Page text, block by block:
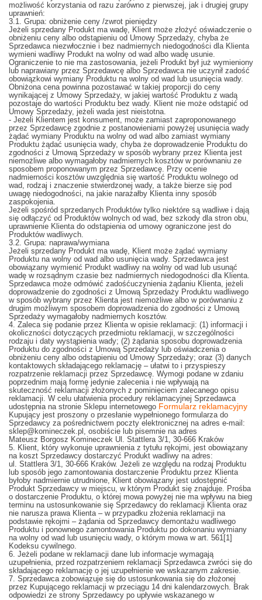
możliwość korzystania od razu zarówno z pierwszej, jak i drugiej grupy
uprawnień:
3.1. Grupa: obniżenie ceny /zwrot pieniędzy
Jeżeli sprzedany Produkt ma wadę, Klient może złożyć oświadczenie o
obniżeniu ceny albo odstąpieniu od Umowy Sprzedaży, chyba że
Sprzedawca niezwłocznie i bez nadmiernych niedogodności dla Klienta
wymieni wadliwy Produkt na wolny od wad albo wadę usunie.
Ograniczenie to nie ma zastosowania, jeżeli Produkt był już wymieniony
lub naprawiany przez Sprzedawcę albo Sprzedawca nie uczynił zadość
obowiązkowi wymiany Produktu na wolny od wad lub usunięcia wady.
Obniżona cena powinna pozostawać w takiej proporcji do ceny
wynikającej z Umowy Sprzedaży, w jakiej wartość Produktu z wadą
pozostaje do wartości Produktu bez wady. Klient nie może odstąpić od
Umowy Sprzedaży, jeżeli wada jest nieistotna.
- Jeżeli Klientem jest konsument, może zamiast zaproponowanego
przez Sprzedawcę zgodnie z postanowieniami powyżej usunięcia wady
żądać wymiany Produktu na wolny od wad albo zamiast wymiany
Produktu żądać usunięcia wady, chyba że doprowadzenie Produktu do
zgodności z Umową Sprzedaży w sposób wybrany przez Klienta jest
niemożliwe albo wymagałoby nadmiernych kosztów w porównaniu ze
sposobem proponowanym przez Sprzedawcę. Przy ocenie
nadmierności kosztów uwzględnia się wartość Produktu wolnego od
wad, rodzaj i znaczenie stwierdzonej wady, a także bierze się pod
uwagę niedogodności, na jakie narażałby Klienta inny sposób
zaspokojenia.
Jeżeli spośród sprzedanych Produktów tylko niektóre są wadliwe i dają
się odłączyć od Produktów wolnych od wad, bez szkody dla stron obu,
uprawnienie Klienta do odstąpienia od umowy ograniczone jest do
Produktów wadliwych.
3.2. Grupa: naprawa/wymiana
Jeżeli sprzedany Produkt ma wadę, Klient może żądać wymiany
Produktu na wolny od wad albo usunięcia wady. Sprzedawca jest
obowiązany wymienić Produkt wadliwy na wolny od wad lub usunąć
wadę w rozsądnym czasie bez nadmiernych niedogodności dla Klienta.
Sprzedawca może odmówić zadośćuczynienia żądaniu Klienta, jeżeli
doprowadzenie do zgodności z Umową Sprzedaży Produktu wadliwego
w sposób wybrany przez Klienta jest niemożliwe albo w porównaniu z
drugim możliwym sposobem doprowadzenia do zgodności z Umową
Sprzedaży wymagałoby nadmiernych kosztów.
4. Zaleca się podanie przez Klienta w opisie reklamacji: (1) informacji i
okoliczności dotyczących przedmiotu reklamacji, w szczególności
rodzaju i daty wystąpienia wady; (2) żądania sposobu doprowadzenia
Produktu do zgodności z Umową Sprzedaży lub oświadczenia o
obniżeniu ceny albo odstąpieniu od Umowy Sprzedaży; oraz (3) danych
kontaktowych składającego reklamację – ułatwi to i przyspieszy
rozpatrzenie reklamacji przez Sprzedawcę. Wymogi podane w zdaniu
poprzednim mają formę jedynie zalecenia i nie wpływają na
skuteczność reklamacji złożonych z pominięciem zalecanego opisu
reklamacji. W celu ułatwienia procedury reklamacyjnej Sprzedawca
udostępnia na stronie Sklepu internetowego Formularz reklamacyjny
Kupujący jest proszony o przesłanie wypełnionego formularza do
Sprzedawcy za pośrednictwem poczty elektronicznej na adres e-mail:
sklep@komineczek.pl, osobiście lub pisemnie na adres
Mateusz Borgosz Komineczek Ul. Stattlera 3/1, 30-666 Kraków
5. Klient, który wykonuje uprawnienia z tytułu rękojmi, jest obowiązany
na koszt Sprzedawcy dostarczyć Produkt wadliwy na adres:
ul. Stattlera 3/1, 30-666 Kraków. Jeżeli ze względu na rodzaj Produktu
lub sposób jego zamontowania dostarczenie Produktu przez Klienta
byłoby nadmiernie utrudnione, Klient obowiązany jest udostępnić
Produkt Sprzedawcy w miejscu, w którym Produkt się znajduje. Prośba
o dostarczenie Produktu, o której mowa powyżej nie ma wpływu na bieg
terminu na ustosunkowanie się Sprzedawcy do reklamacji Klienta oraz
nie narusza prawa Klienta – w przypadku złożenia reklamacji na
podstawie rękojmi – żądania od Sprzedawcy demontażu wadliwego
Produktu i ponownego zamontowania Produktu po dokonaniu wymiany
na wolny od wad lub usunięciu wady, o którym mowa w art. 561[1]
Kodeksu cywilnego.
6. Jeżeli podane w reklamacji dane lub informacje wymagają
uzupełnienia, przed rozpatrzeniem reklamacji Sprzedawca zwróci się do
składającego reklamację o jej uzupełnienie we wskazanym zakresie.
7. Sprzedawca zobowiązuje się do ustosunkowania się do złożonej
przez Kupującego reklamacji w przeciągu 14 dni kalendarzowych. Brak
odpowiedzi ze strony Sprzedawcy po upływie wskazanego w